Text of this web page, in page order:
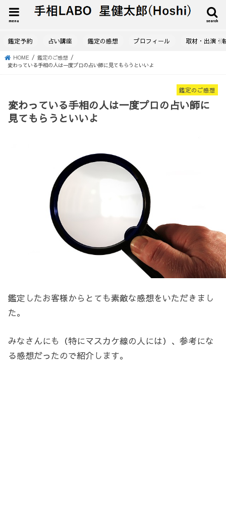
search
menu
鑑定予約 占い講座 鑑定の感想 プロフィール 取材・出演・
HOME
鑑定のご感想
変わっている手相の人は一度プロの占い師に見てもらうといいよ
鑑定のご感想
変わっている手相の人は一度プロの占い師に
見てもらうといいよ
鑑定したお客様からとても素敵な感想をいただきまし
た。
みなさんにも（特にマスカケ線の人には）、参考にな
る感想だったので紹介します。